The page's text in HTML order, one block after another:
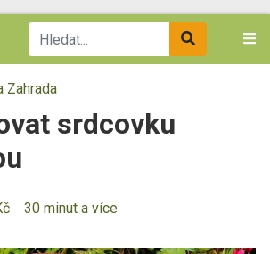
Zahrada
srdcovku
30 minut a více